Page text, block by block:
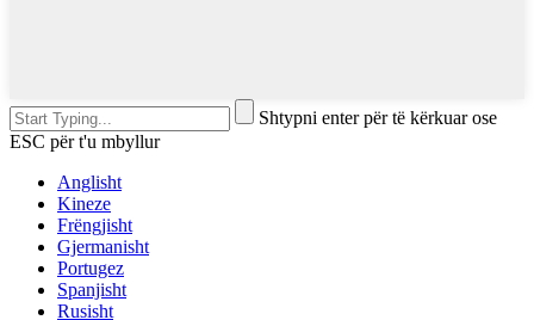
Shtypni enter për të kërkuar ose
ESC për t'u mbyllur
Anglisht
Kineze
Frëngjisht
Gjermanisht
Portugez
Spanjisht
Rusisht